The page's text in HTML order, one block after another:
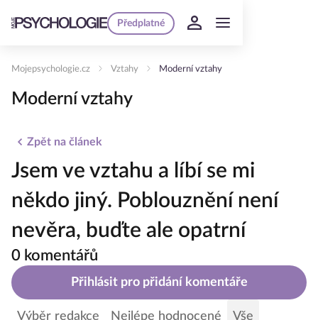
Předplatné
Mojepsychologie.cz Vztahy Moderní vztahy
Moderní vztahy
Zpět na článek
Jsem ve vztahu a líbí se mi
někdo jiný. Poblouznění není
nevěra, buďte ale opatrní
0 komentářů
Přihlásit pro přidání komentáře
Výběr redakce Nejlépe hodnocené Vše